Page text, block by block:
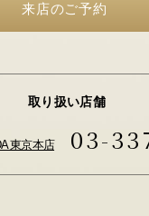
来店のご予約
取り扱い店舗
東京本店 03-